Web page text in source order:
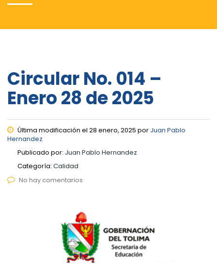
Circular No. 014 –
Enero 28 de 2025
Última modificación el 28 enero, 2025 por Juan Pablo
Hernandez
Publicado por: Juan Pablo Hernandez
Categoría: Calidad
No hay comentarios